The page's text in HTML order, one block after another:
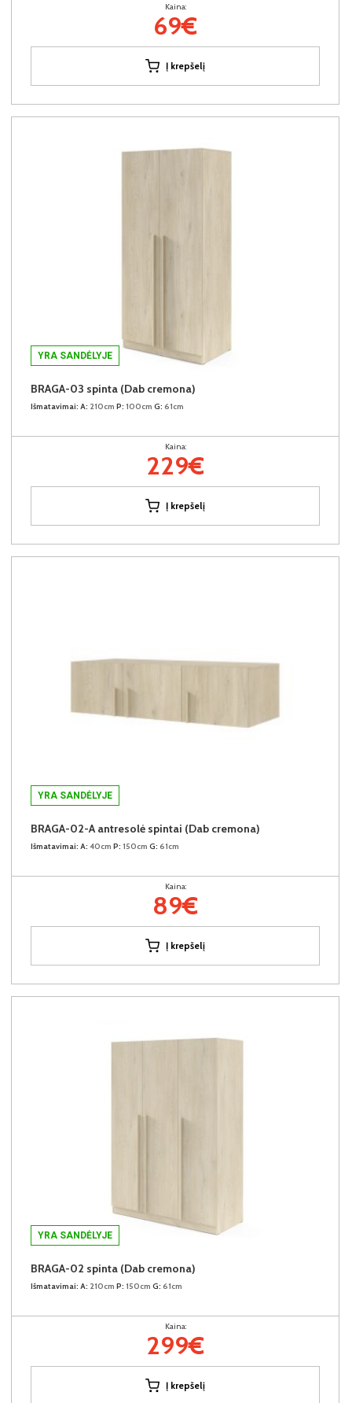
Kaina:
69€
Į krepšelį
YRA SANDĖLYJE
BRAGA-03 spinta (Dab cremona)
Išmatavimai: A: 210cm P: 100cm G: 61cm
Kaina:
229€
Į krepšelį
YRA SANDĖLYJE
BRAGA-02-A antresolė spintai (Dab cremona)
Išmatavimai: A: 40cm P: 150cm G: 61cm
Kaina:
89€
Į krepšelį
YRA SANDĖLYJE
BRAGA-02 spinta (Dab cremona)
Išmatavimai: A: 210cm P: 150cm G: 61cm
Kaina:
299€
Į krepšelį